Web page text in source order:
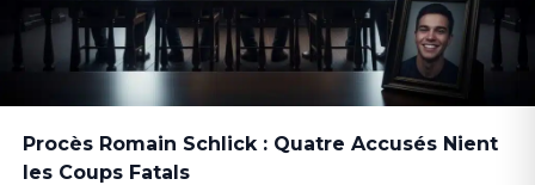
Procès Romain Schlick : Quatre Accusés Nient
les Coups Fatals